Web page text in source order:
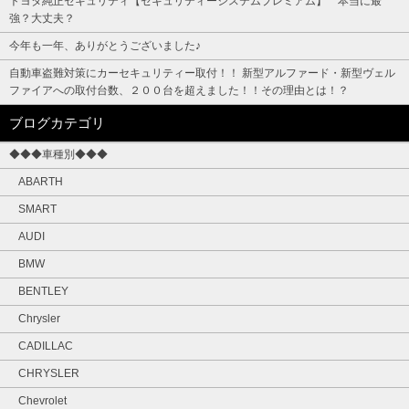
強？大丈夫？
今年も一年、ありがとうございました♪
自動車盗難対策にカーセキュリティー取付！！ 新型アルファード・新型ヴェル
ファイアへの取付台数、２００台を超えました！！その理由とは！？
ブログカテゴリ
◆◆◆車種別◆◆◆
ABARTH
SMART
AUDI
BMW
BENTLEY
Chrysler
CADILLAC
CHRYSLER
Chevrolet